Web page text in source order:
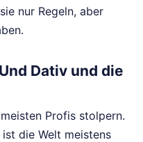
nur Regeln, aber
Dativ und die
Profis stolpern.
die Welt meistens